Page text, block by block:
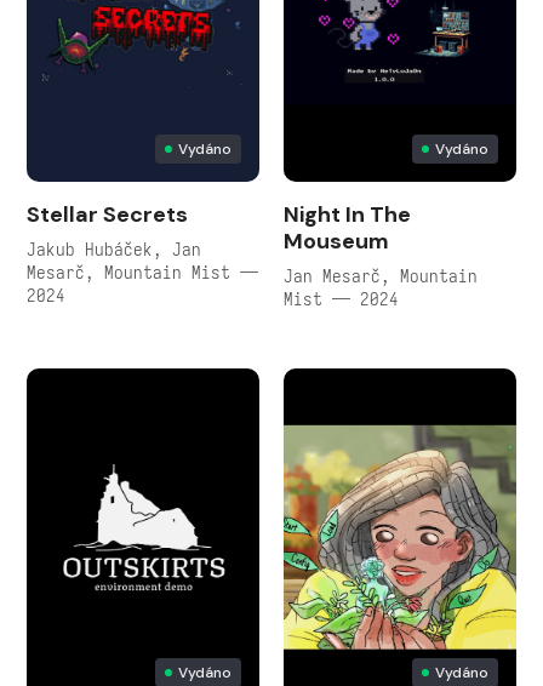
Vydáno
Stellar Secrets
Jakub Hubáček, Jan
Mesarč, Mountain Mist —
2024
Vydáno
Night In The
Mouseum
Jan Mesarč, Mountain
Mist — 2024
Vydáno Vydáno